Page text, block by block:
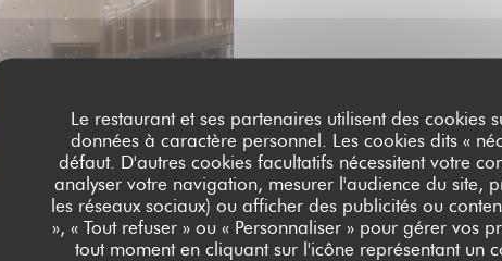
Le restaurant et ses partenaires utilisent des
données à caractère personnel. Les cookies dits «
défaut. D'autres cookies facultatifs nécessitent votre
analyser votre navigation, mesurer l'audience du site,
les réseaux sociaux) ou afficher des publicités ou
», « Tout refuser » ou « Personnaliser » pour gérer vos
tout moment en cliquant sur l'icône représentant un